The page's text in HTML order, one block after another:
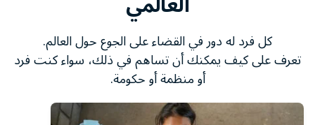
كل فرد له دور في القضاء على الجوع حول العالم.
تعرف على كيف يمكنك أن تساهم في ذلك، سواء كنت فرد
أو منظمة أو حكومة.